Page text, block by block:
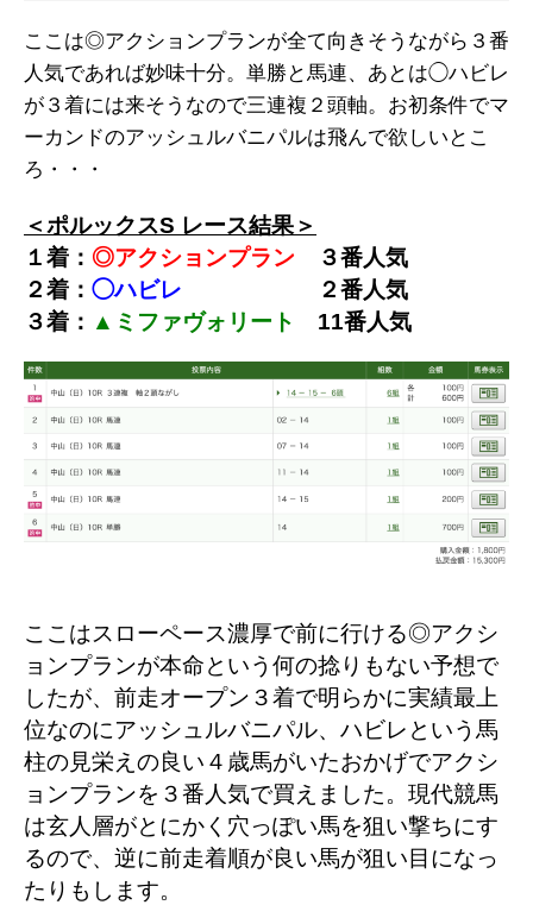
ここは◎アクションプランが全て向きそうながら３番
人気であれば妙味十分。単勝と馬連、あとは◯ハビレ
が３着には来そうなので三連複２頭軸。お初条件でマ
ーカンドのアッシュルバニパルは飛んで欲しいとこ
ろ・・・
＜ポルックスS レース結果＞
１着： ◎アクションプラン ３番人気
２着： ◯ハビレ ２番人気
３着： ▲ミファヴォリート 11番人気
ここはスローペース濃厚で前に行ける◎アクシ
ョンプランが本命という何の捻りもない予想で
したが、前走オープン３着で明らかに実績最上
位なのにアッシュルバニパル、ハビレという馬
柱の見栄えの良い４歳馬がいたおかげでアクシ
ョンプランを３番人気で買えました。現代競馬
は玄人層がとにかく穴っぽい馬を狙い撃ちにす
るので、逆に前走着順が良い馬が狙い目になっ
たりもします。